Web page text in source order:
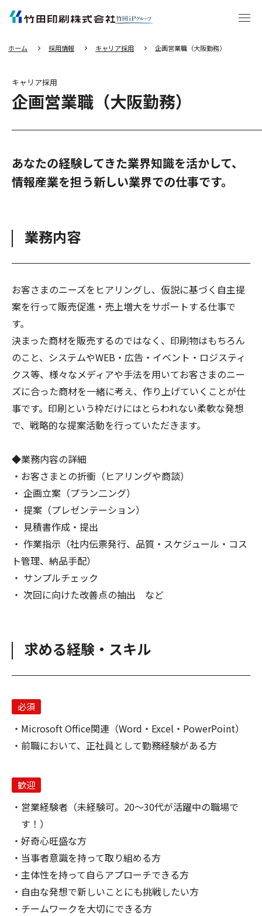
ホーム 採用情報 キャリア採用 企画営業職（大阪勤務）
キャリア採用
企画営業職（大阪勤務）
あなたの経験してきた業界知識を活かして、
情報産業を担う新しい業界での仕事です。
業務内容
お客さまのニーズをヒアリングし、仮説に基づく自主提
案を行って販売促進・売上増大をサポートする仕事で
す。
決まった商材を販売するのではなく、印刷物はもちろん
のこと、システムやWEB・広告・イベント・ロジスティ
クス等、様々なメディアや手法を用いてお客さまのニー
ズに合った商材を一緒に考え、作り上げていくことが仕
事です。印刷という枠だけにはとらわれない柔軟な発想
で、戦略的な提案活動を行っていただきます。
◆業務内容の詳細
・お客さまとの折衝（ヒアリングや商談）
・ 企画立案（プラン二ング）
・ 提案（プレゼンテーション）
・ 見積書作成・提出
・ 作業指示（社内伝票発行、品質・スケジュール・コス
ト管理、納品手配）
・ サンプルチェック
・ 次回に向けた改善点の抽出 など
求める経験・スキル
必須
Microsoft Office関連（Word・Excel・PowerPoint）
前職において、正社員として勤務経験がある方
歓迎
営業経験者（未経験可。20～30代が活躍中の職場で
す！）
好奇心旺盛な方
当事者意識を持って取り組める方
主体性を持って自らアプローチできる方
自由な発想で新しいことにも挑戦したい方
チームワークを大切にできる方